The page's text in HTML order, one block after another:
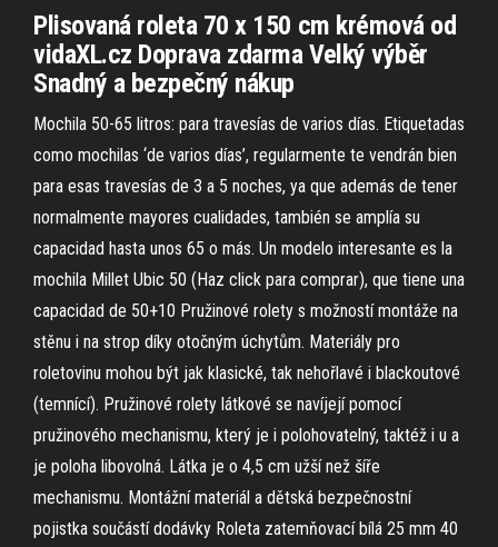
Plisovaná roleta 70 x 150 cm krémová od
vidaXL.cz Doprava zdarma Velký výběr
Snadný a bezpečný nákup
Mochila 50-65 litros: para travesías de varios días. Etiquetadas
como mochilas ‘de varios días’, regularmente te vendrán bien
para esas travesías de 3 a 5 noches, ya que además de tener
normalmente mayores cualidades, también se amplía su
capacidad hasta unos 65 o más. Un modelo interesante es la
mochila Millet Ubic 50 (Haz click para comprar), que tiene una
capacidad de 50+10 Pružinové rolety s možností montáže na
stěnu i na strop díky otočným úchytům. Materiály pro
roletovinu mohou být jak klasické, tak nehořlavé i blackoutové
(temnící). Pružinové rolety látkové se navíjejí pomocí
pružinového mechanismu, který je i polohovatelný, taktéž i u a
je poloha libovolná. Látka je o 4,5 cm užší než šíře
mechanismu. Montážní materiál a dětská bezpečnostní
pojistka součástí dodávky Roleta zatemňovací bílá 25 mm 40